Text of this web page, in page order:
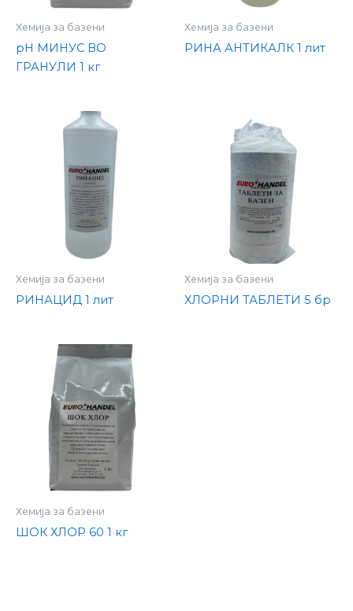
Хемија за базени
pH МИНУС ВО
ГРАНУЛИ 1 кг
Хемија за базени
РИНА АНТИКАЛК 1 лит
Хемија за базени
РИНАЦИД 1 лит
Хемија за базени
ХЛОРНИ ТАБЛЕТИ 5 бр
Хемија за базени
ШОК ХЛОР 60 1 кг